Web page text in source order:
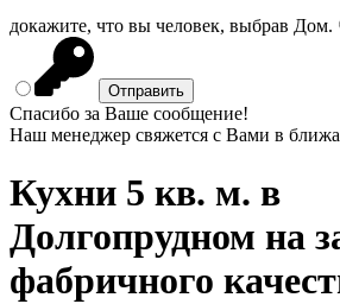
докажите, что вы человек, выбрав Дом.
Спасибо за Ваше сообщение!
Наш менеджер свяжется с Вами в
Кухни 5 кв. м. в
Долгопрудном на
фабричного